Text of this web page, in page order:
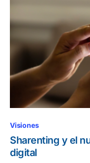
Visiones
Sharenting y el
digital